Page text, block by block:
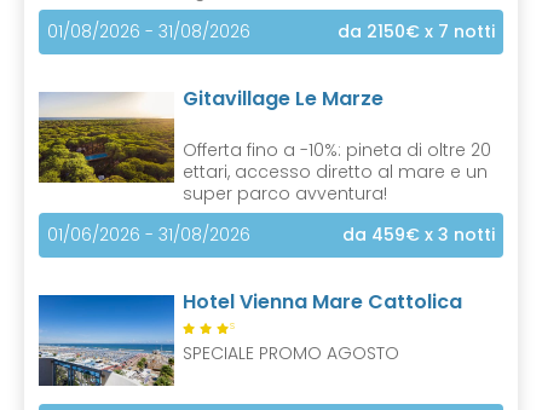
01/08/2026 - 31/08/2026
da 2150€ x 7 notti
Gitavillage Le Marze
Offerta fino a -10%: pineta di oltre 20
ettari, accesso diretto al mare e un
super parco avventura!
01/06/2026 - 31/08/2026
da 459€ x 3 notti
Hotel Vienna Mare Cattolica
S
SPECIALE PROMO AGOSTO